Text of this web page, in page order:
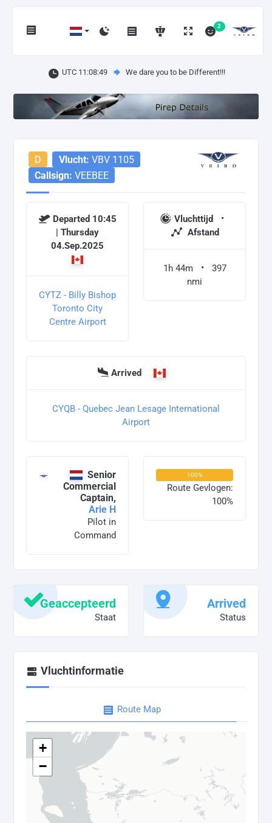
2
UTC 11:08:50 We dare you to be Different!!!
D Vlucht: VBV 1105
Callsign: VEEBEE
Departed 10:45
| Thursday
04.Sep.2025
CYTZ - Billy Bishop
Toronto City
Centre Airport
Vluchttijd
Afstand
1h 44m
397
nmi
Arrived
CYQB - Quebec Jean Lesage International
Airport
Senior
Commercial
Captain,
Arie H
Pilot in
Command
100%
Route Gevlogen:
100%
Geaccepteerd
Staat
Arrived
Status
Vluchtinformatie
Route Map
+
−